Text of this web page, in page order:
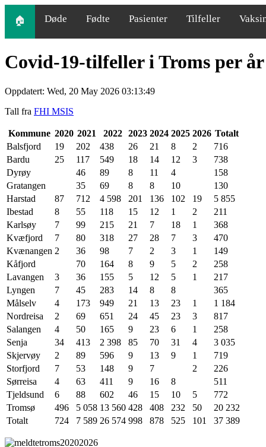
🏠 Døde Fødte Pasienter Tilfeller
Covid-19-tilfeller i Troms per år
Oppdatert: Wed, 20 May 2026 03:13:49
Tall fra FHI MSIS
Kommune 2020 2021 2022 2023 2024 2025 2026 Totalt
Balsfjord
19 202 438 26 21 8 2
716
Bardu
25 117 549 18 14 12 3
738
Dyrøy
46 89 8 11 4
158
Gratangen
35 69 8 8 10
130
Harstad
87 712 4 598 201 136 102 19
5 855
Ibestad
8 55 118 15 12 1 2
211
Karlsøy
7 99 215 21 7 18 1
368
Kvæfjord
7 80 318 27 28 7 3
470
Kvænangen 2 36 98 7 2 3 1
149
Kåfjord
70 164 8 9 5 2
258
Lavangen
3 36 155 5 12 5 1
217
Lyngen
7 45 283 14 8 8
365
Målselv
4 173 949 21 13 23 1
1 184
Nordreisa
2 69 651 24 45 23 3
817
Salangen
4 50 165 9 23 6 1
258
Senja
34 413 2 398 85 70 31 4
3 035
Skjervøy
2 89 596 9 13 9 1
719
Storfjord
7 53 148 9 7 2
226
Sørreisa
4 63 411 9 16 8
511
Tjeldsund
6 88 602 46 15 10 5
772
Tromsø
496 5 058 13 560 428 408 232 50
20 232
Totalt
724 7 589 26 574 998 878 525 101 37 389